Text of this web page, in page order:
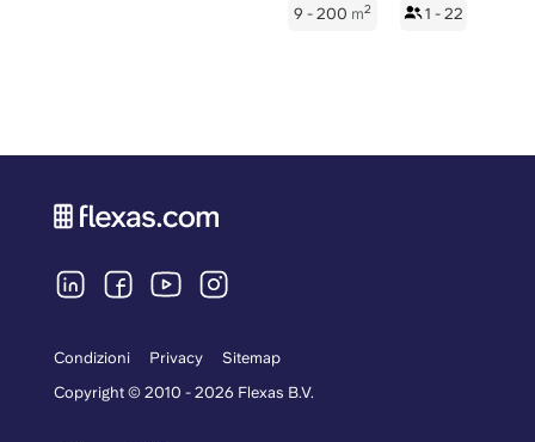
9 - 200 m2 1 - 22
Condizioni Privacy
Sitemap
Copyright © 2010 - 2026 Flexas B.V.